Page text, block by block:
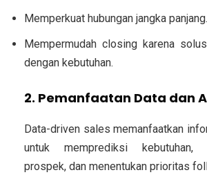
Memperkuat hubungan jangka panjang.
Mempermudah closing karena
dengan kebutuhan.
2. Pemanfaatan Data dan
Data-driven sales memanfaatkan
untuk memprediksi kebutuhan,
prospek, dan menentukan prioritas